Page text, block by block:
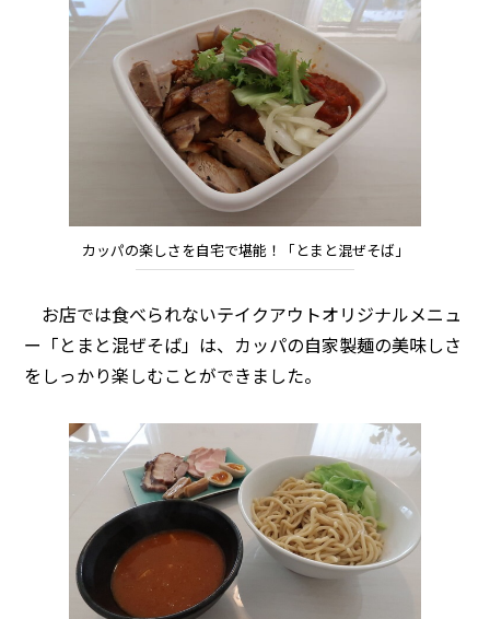
カッパの楽しさを自宅で堪能！「とまと混ぜそば」
お店では食べられないテイクアウトオリジナルメニュ
ー「とまと混ぜそば」は、カッパの自家製麺の美味しさ
をしっかり楽しむことができました。